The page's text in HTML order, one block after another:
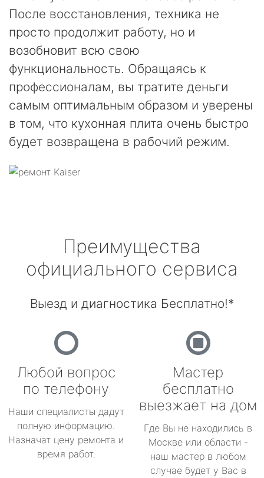
После восстановления, техника не
просто продолжит работу, но и
возобновит всю свою
функциональность. Обращаясь к
профессионалам, вы тратите деньги
самым оптимальным образом и уверены
в том, что кухонная плита очень быстро
будет возвращена в рабочий режим.
Преимущества
официального сервиса
Выезд и диагностика Бесплатно!*
Любой вопрос
по телефону
Наши специалисты дадут
полную информацию.
Назначат цену ремонта и
время работ.
Мастер
бесплатно
выезжает на дом
Где Вы не находились в
Москве или области -
наш мастер в любом
случае будет у Вас в